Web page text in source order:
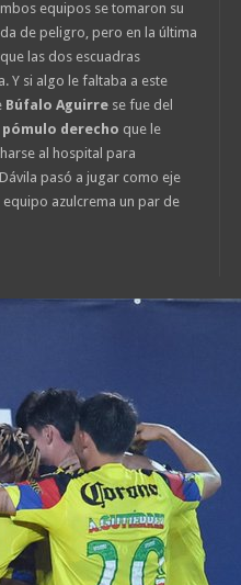
equipos se tomaron su
de peligro, pero en la última
las dos escuadras
Y si algo le faltaba a este
Búfalo Aguirrese fue del
derecho que le
al hospital para
pasó a jugar como eje
azulcrema un par de